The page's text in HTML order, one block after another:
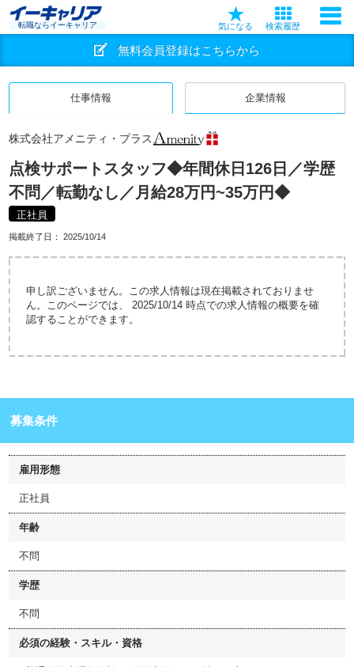
転職ならイーキャリア 気になる 検索履歴
無料会員登録はこちらから
仕事情報 企業情報
株式会社アメニティ・プラス
点検サポートスタッフ◆年間休日126日／学歴
不問／転勤なし／月給28万円~35万円◆
正社員
掲載終了日： 2025/10/14
申し訳ございません。この求人情報は現在掲載されておりませ
ん。このページでは、 2025/10/14 時点での求人情報の概要を確
認することができます。
募集条件
雇用形態
正社員
年齢
不問
学歴
不問
必須の経験・スキル・資格